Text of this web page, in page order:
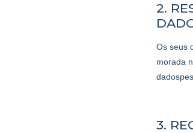
2.
Os seus
morada
3.